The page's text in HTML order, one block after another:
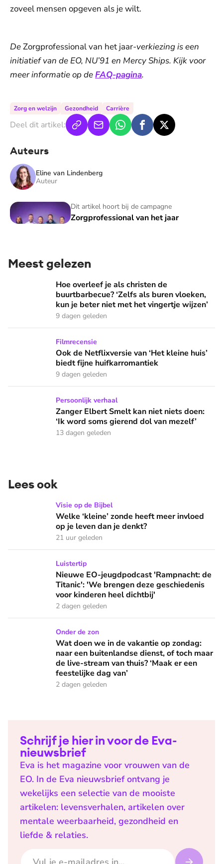
zoveel mensen opgeven als je wilt.
DeZorgprofessional van het jaar-verkiezing is een
initiatief van de EO, NU’91 en Mercy Ships. Kijk voor
meer informatie op deFAQ-pagina.
Zorg en welzijn Gezondheid Carrière
Deel dit artikel:
Auteurs
Eline van Lindenberg
Auteur
Dit artikel hoort bij de campagne
Zorgprofessional van het jaar
Zorgprofessional van het jaar
Meest gelezen
Hoe overleef je als christen de buurtbarbecue? ‘Zelfs als
Hoe overleef je als christen de
buurtbarbecue? ‘Zelfs als buren vloeken,
kun je beter niet met het vingertje wijzen’
9 dagen geleden
Ook de Netflixversie van ‘Het kleine huis’ biedt fijne
Filmrecensie
Ook de Netflixversie van ‘Het kleine huis’
biedt fijne huifkarromantiek
9 dagen geleden
Zanger Elbert Smelt kan niet niets doen: ‘Ik word soms
Persoonlijk verhaal
Zanger Elbert Smelt kan niet niets doen:
‘Ik word soms gierend dol van mezelf’
13 dagen geleden
Lees ook
Welke ‘kleine’ zonde heeft meer invloed op je leven dan je
Visie op de Bijbel
Welke ‘kleine’ zonde heeft meer invloed
op je leven dan je denkt?
21 uur geleden
Nieuwe EO-jeugdpodcast 'Rampnacht: de Titanic': 'We
Luistertip
Nieuwe EO-jeugdpodcast 'Rampnacht: de
Titanic': 'We brengen deze geschiedenis
voor kinderen heel dichtbij'
2 dagen geleden
Wat doen we in de vakantie op zondag: naar een
Onder de zon
Wat doen we in de vakantie op zondag:
naar een buitenlandse dienst, of toch maar
de live-stream van thuis? ‘Maak er een
feestelijke dag van’
2 dagen geleden
Schrijf je hier in voor de Eva-
nieuwsbrief
Eva is het magazine voor vrouwen van de
EO. In de Eva nieuwsbrief ontvang je
wekelijks een selectie van de mooiste
artikelen: levensverhalen, artikelen over
mentale weerbaarheid, gezondheid en
liefde & relaties.